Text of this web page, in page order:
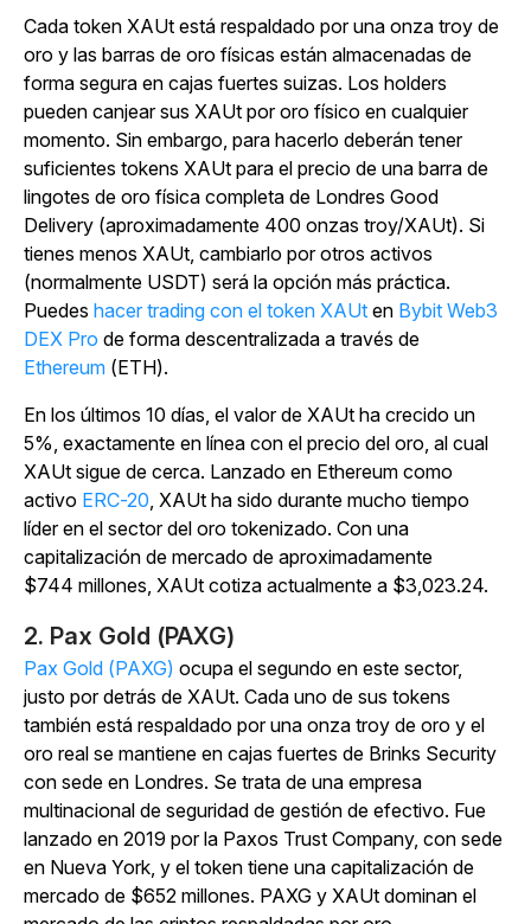
Cada token XAUt está respaldado por una onza troy de
oro y las barras de oro físicas están almacenadas de
forma segura en cajas fuertes suizas. Los holders
pueden canjear sus XAUt por oro físico en cualquier
momento. Sin embargo, para hacerlo deberán tener
suficientes tokens XAUt para el precio de una barra de
lingotes de oro física completa de Londres Good
Delivery (aproximadamente 400 onzas troy/XAUt). Si
tienes menos XAUt, cambiarlo por otros activos
(normalmente USDT) será la opción más práctica.
Puedes hacer trading con el token XAUt en Bybit Web3
DEX Pro de forma descentralizada a través de
Ethereum (ETH).
En los últimos 10 días, el valor de XAUt ha crecido un
5%, exactamente en línea con el precio del oro, al cual
XAUt sigue de cerca. Lanzado en Ethereum como
activo ERC-20, XAUt ha sido durante mucho tiempo
líder en el sector del oro tokenizado. Con una
capitalización de mercado de aproximadamente
$744 millones, XAUt cotiza actualmente a $3,023.24.
2. Pax Gold (PAXG)
Pax Gold (PAXG) ocupa el segundo en este sector,
justo por detrás de XAUt. Cada uno de sus tokens
también está respaldado por una onza troy de oro y el
oro real se mantiene en cajas fuertes de Brinks Security
con sede en Londres. Se trata de una empresa
multinacional de seguridad de gestión de efectivo. Fue
lanzado en 2019 por la Paxos Trust Company, con sede
en Nueva York, y el token tiene una capitalización de
mercado de $652 millones. PAXG y XAUt dominan el